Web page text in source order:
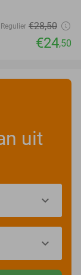
Regulier €28,50
€24,50
uit